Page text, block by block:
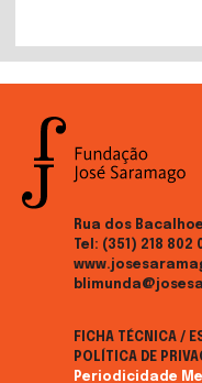
Rua dos
Tel: (351) 218 802
FICHA TÉCNICA /
POLÍTICA DE
Periodicidade